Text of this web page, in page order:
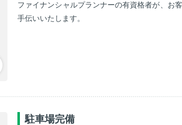
ファイナンシャルプランナーの有資格者が、お
手伝いいたします。
駐車場完備